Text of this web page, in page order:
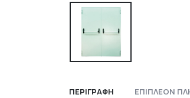
ΠΕΡΙΓΡΑΦΉ ΕΠΙΠΛΈΟΝ